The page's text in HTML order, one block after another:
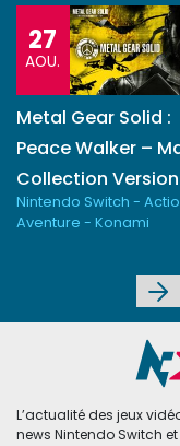
27
AOU.
Metal Gear Solid :
Peace Walker –
Collection Version
Nintendo Switch -
Aventure - Konami
L’actualité des jeux
news Nintendo Switch